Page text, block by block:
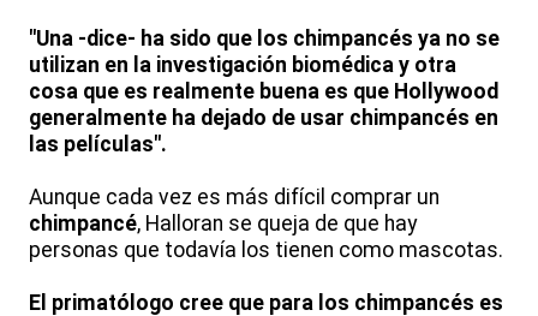
"Una -dice- ha sido que los chimpancés ya no se
utilizan en la investigación biomédica y otra
cosa que es realmente buena es que Hollywood
generalmente ha dejado de usar chimpancés en
las películas".
Aunque cada vez es más difícil comprar un
chimpancé, Halloran se queja de que hay
personas que todavía los tienen como mascotas.
El primatólogo cree que para los chimpancés es